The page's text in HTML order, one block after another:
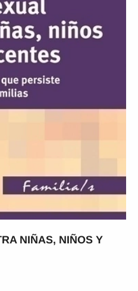
NIÑAS, NIÑOS Y